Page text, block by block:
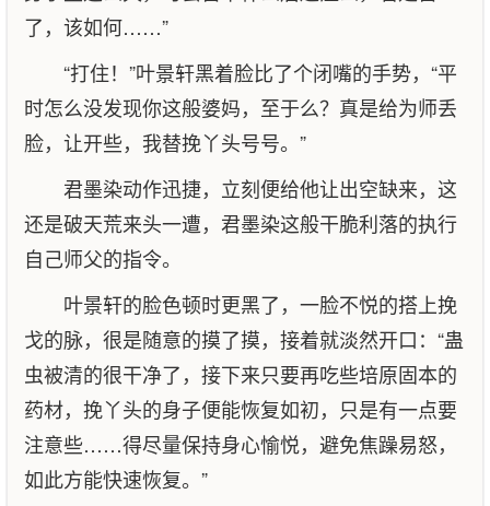
了，该如何……”
“打住！”叶景轩黑着脸比了个闭嘴的手势，“平
时怎么没发现你这般婆妈，至于么？真是给为师丢
脸，让开些，我替挽丫头号号。”
君墨染动作迅捷，立刻便给他让出空缺来，这
还是破天荒来头一遭，君墨染这般干脆利落的执行
自己师父的指令。
叶景轩的脸色顿时更黑了，一脸不悦的搭上挽
戈的脉，很是随意的摸了摸，接着就淡然开口：“蛊
虫被清的很干净了，接下来只要再吃些培原固本的
药材，挽丫头的身子便能恢复如初，只是有一点要
注意些……得尽量保持身心愉悦，避免焦躁易怒，
如此方能快速恢复。”